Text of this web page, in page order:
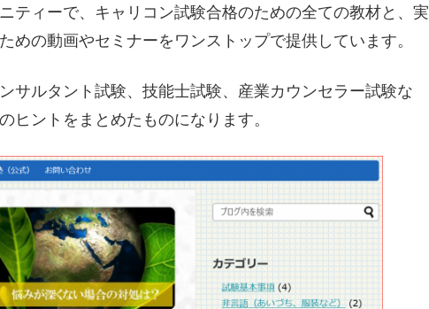
ティーで、キャリコン試験合格のための全ての教材と、実
めの動画やセミナーをワンストップで提供しています。
サルタント試験、技能士試験、産業カウンセラー試験な
ヒントをまとめたものになります。